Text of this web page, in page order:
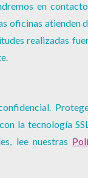
en
oficinas atienden
realizadas
la tecnología
lee nuestras